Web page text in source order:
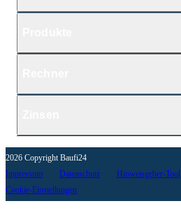
2026 Copyright Baufi24
Impressum
Datenschutz Hinweisgeber-Tool
Cookie-Einstellungen